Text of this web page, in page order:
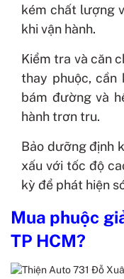
kém chất lượng
khi vận hành.
Kiểm tra và căn
thay phuộc, cần
bám đường và
hành trơn tru.
Bảo dưỡng định
xấu với tốc độ
kỳ để phát hiện
Mua phuộc
TP HCM?